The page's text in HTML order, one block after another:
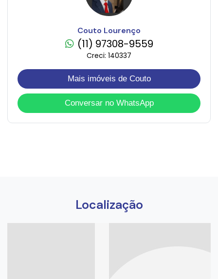
Couto Lourenço
(11) 97308-9559
Creci: 140337
Mais imóveis de Couto
Conversar no WhatsApp
Localização